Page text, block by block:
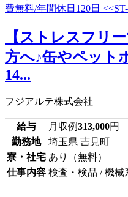
【ストレスフリ
方へ♪缶やペット
14...
フジアルテ株式会社
給与 月収例313,000円
勤務地
埼玉県 吉見町
寮・社宅 あり（無料）
仕事内容 検査・検品 / 機械